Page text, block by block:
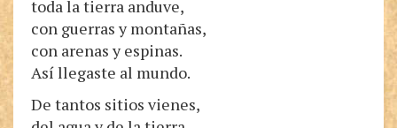
toda la tierra anduve,
con guerras y montañas,
con arenas y espinas.
Así llegaste al mundo.
De tantos sitios vienes,